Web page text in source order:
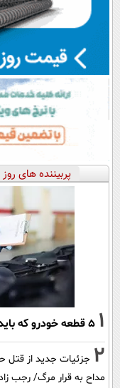
پربیننده های روز
1 ۵ قطعه خودرو که باید در ۹۶ هزار کیلومتر عوض کنید
2 جزئیات جدید از قتل